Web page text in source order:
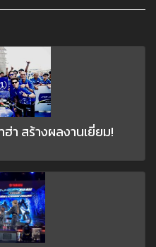
า สร้างผลงานเยี่ยม!